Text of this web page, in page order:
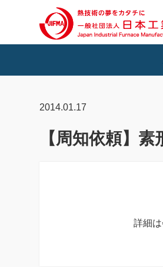
2014.01.17
【周知依頼】
詳細